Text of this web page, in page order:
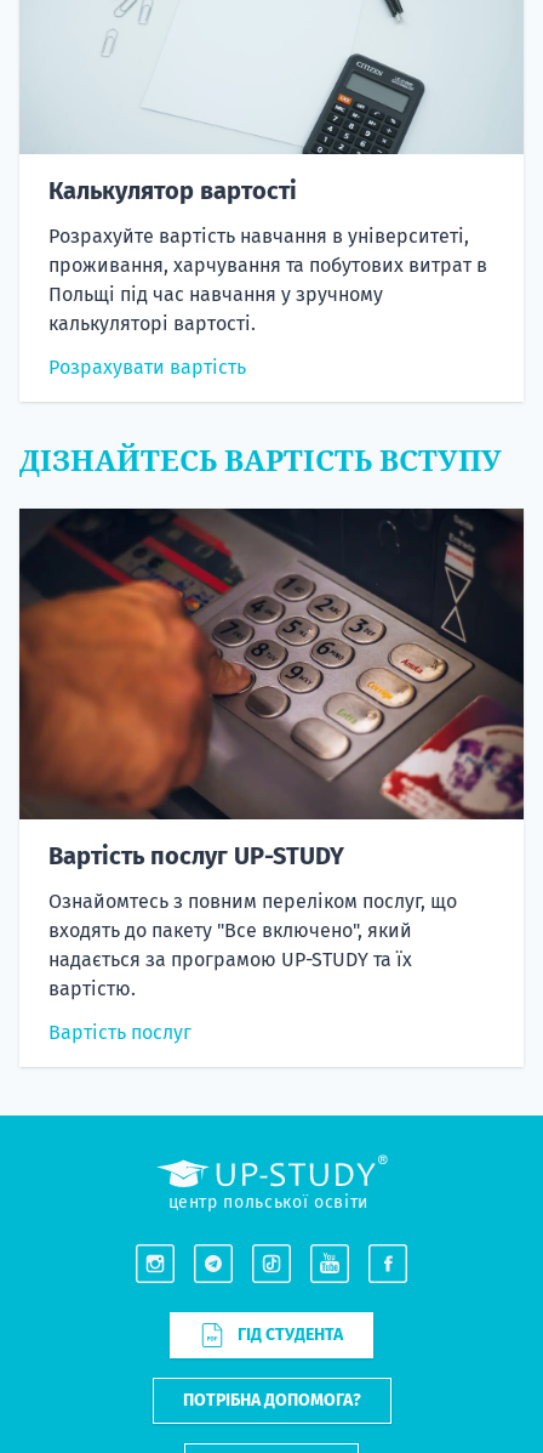
Калькулятор вартості
Розрахуйте вартість навчання в університеті,
проживання, харчування та побутових витрат в
Польщі під час навчання у зручному
калькуляторі вартості.
Розрахувати вартість
ДІЗНАЙТЕСЬ ВАРТІСТЬ ВСТУПУ
Вартість послуг UP-STUDY
Ознайомтесь з повним переліком послуг, що
входять до пакету "Все включено", який
надається за програмою UP-STUDY та їх
вартістю.
Вартість послуг
центр польської освіти
ГІД СТУДЕНТА
ПОТРІБНА ДОПОМОГА?